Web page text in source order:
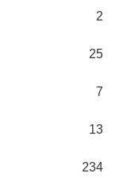
2
25
7
13
234